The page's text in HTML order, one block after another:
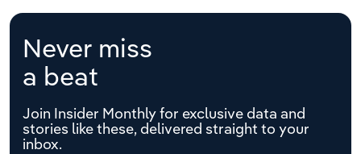
Never miss
a beat
Join Insider Monthly for exclusive data and
stories like these, delivered straight to your
inbox.